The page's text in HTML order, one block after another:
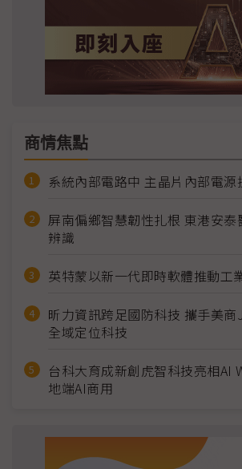
商情焦點
系統內部電路中 主晶片內部電源
屏南偏鄉智慧韌性扎根 東港安泰
辨識
英特蒙以新一代即時軟體推動工
昕力資訊跨足國防科技 攜手美
全域定位科技
台科大育成新創虎智科技亮相AI
地端AI商用